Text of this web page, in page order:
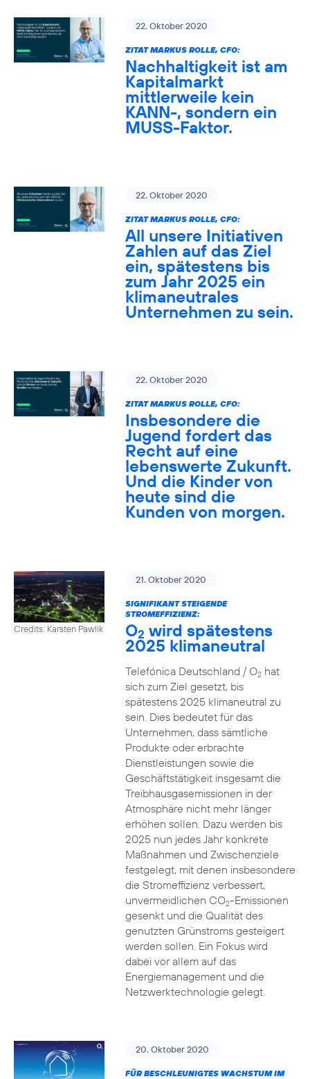
22. Oktober 2020
ZITAT MARKUS ROLLE, CFO:
Nachhaltigkeit ist am
Kapitalmarkt
mittlerweile kein
KANN-, sondern ein
MUSS-Faktor.
22. Oktober 2020
ZITAT MARKUS ROLLE, CFO:
All unsere Initiativen
Zahlen auf das Ziel
ein, spätestens bis
zum Jahr 2025 ein
klimaneutrales
Unternehmen zu sein.
22. Oktober 2020
ZITAT MARKUS ROLLE, CFO:
Insbesondere die
Jugend fordert das
Recht auf eine
lebenswerte Zukunft.
Und die Kinder von
heute sind die
Kunden von morgen.
Credits: Karsten Pawlik
21. Oktober 2020
SIGNIFIKANT STEIGENDE
STROMEFFIZIENZ:
O2 wird spätestens
2025 klimaneutral
Telefónica Deutschland / O2hat
sich zum Ziel gesetzt, bis
spätestens 2025 klimaneutral zu
sein. Dies bedeutet für das
Unternehmen, dass sämtliche
Produkte oder erbrachte
Dienstleistungen sowie die
Geschäftstätigkeit insgesamt die
Treibhausgasemissionen in der
Atmosphäre nicht mehr länger
erhöhen sollen. Dazu werden bis
2025 nun jedes Jahr konkrete
Maßnahmen und Zwischenziele
festgelegt, mit denen insbesondere
die Stromeffizienz verbessert,
unvermeidlichen CO2-Emissionen
gesenkt und die Qualität des
genutzten Grünstroms gesteigert
werden sollen. Ein Fokus wird
dabei vor allem auf das
Energiemanagement und die
Netzwerktechnologie gelegt.
20. Oktober 2020
FÜR BESCHLEUNIGTES WACHSTUM IM